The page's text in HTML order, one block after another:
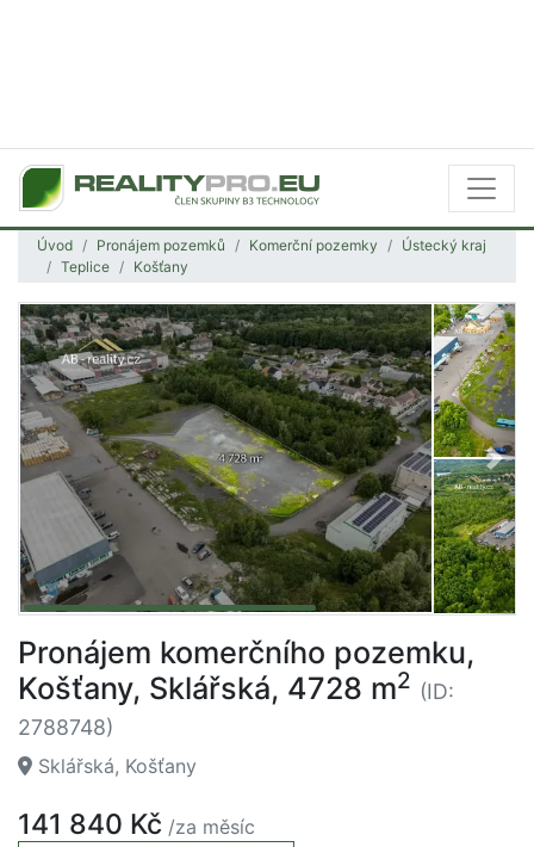
Úvod Pronájem pozemků Komerční pozemky
Ústecký kraj
Teplice
Košťany
Pronájem komerčního pozemku,
Košťany, Sklářská, 4728 m2 (ID:
2788748)
Sklářská, Košťany
141 840 Kč /za měsíc